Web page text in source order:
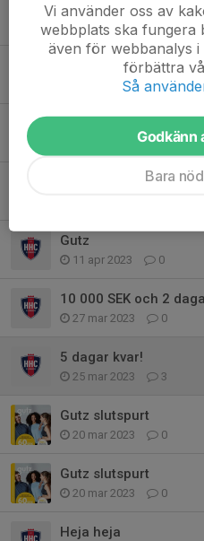
Tidigare nyheter
Diö Julcup 27 Dec
29 dec 2025 1
2
Gutz och
Gutz
11 apr 2023 0
10 000 SEK och 2
27 mar 2023 0
5 dagar kvar!
25 mar 2023 3
Gutz slutspurt
20 mar 2023 0
Gutz slutspurt
20 mar 2023 0
Heja heja
Vi använder oss av
webbplats ska fungera
även för webbanalys
förbättra
Så
Godkänn
Bara